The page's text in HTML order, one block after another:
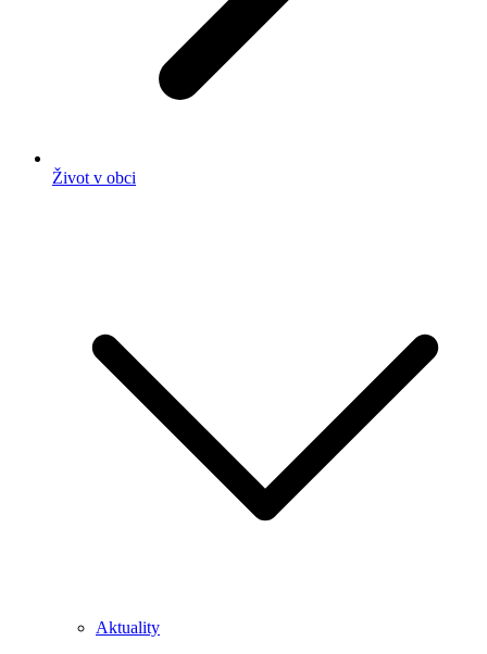
Život v obci
Aktuality